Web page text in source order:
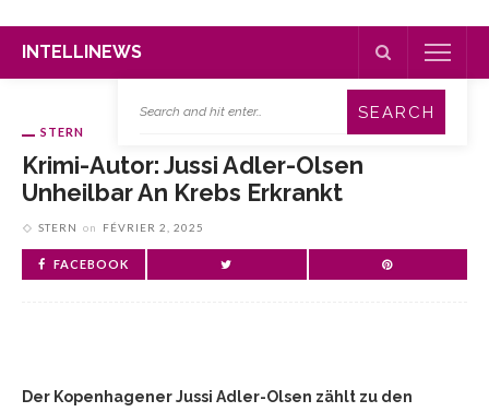
INTELLINEWS
STERN
Krimi-Autor: Jussi Adler-Olsen
Unheilbar An Krebs Erkrankt
STERN on FÉVRIER 2, 2025
FACEBOOK
Der Kopenhagener Jussi Adler-Olsen zählt zu den